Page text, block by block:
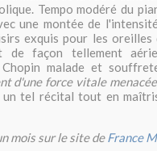
Tempo modéré du
une montée de
exquis pour les oreilles
de façon tellement
malade et
d'une force vitale menacée
tel récital tout en
mois sur le site deFrance